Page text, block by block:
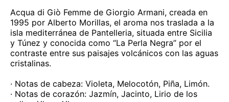
Acqua di Giò Femme de Giorgio Armani, creada en
1995 por Alberto Morillas, el aroma nos traslada a la
isla mediterránea de Pantelleria, situada entre Sicilia
y Túnez y conocida como “La Perla Negra” por el
contraste entre sus paisajes volcánicos con las aguas
cristalinas.
· Notas de cabeza: Violeta, Melocotón, Piña, Limón.
· Notas de corazón: Jazmín, Jacinto, Lirio de los